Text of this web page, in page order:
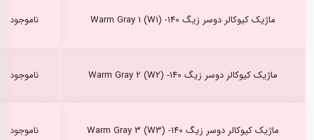
ماژیک کیوکالر دوسر زیگ Warm Gray 1 (W1) -140 ناموجود
ماژیک کیوکالر دوسر زیگ Warm Gray 2 (W2) -140 ناموجود
ماژیک کیوکالر دوسر زیگ Warm Gray 3 (W3) -140 ناموجود